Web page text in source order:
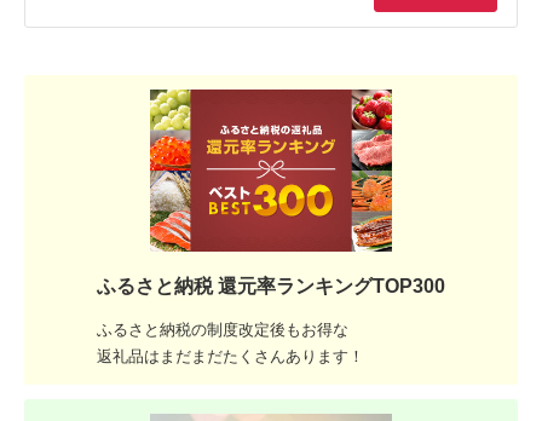
ふるさと納税 還元率ランキングTOP300
ふるさと納税の制度改定後もお得な
返礼品はまだまだたくさんあります！